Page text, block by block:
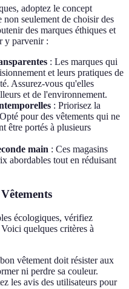
adoptez le concept
non seulement de choisir des
des marques éthiques et
y parvenir :
: Les marques qui
et leurs pratiques de
Assurez-vous qu'elles
et de l'environnement.
: Priorisez la
pour des vêtements qui ne
être portés à plusieurs
main : Ces magasins
abordables tout en réduisant
écologiques, vérifiez
quelques critères à
vêtement doit résister aux
ni perdre sa couleur.
les avis des utilisateurs pour